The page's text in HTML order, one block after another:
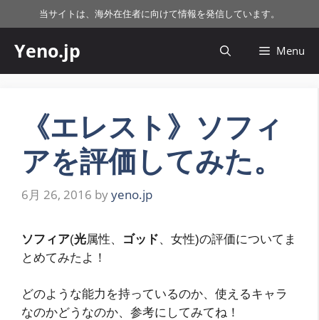
ン
ツ
当サイトは、海外在住者に向けて情報を発信しています。
Yeno.jp Menu
《エレスト》ソフィ
アを評価してみた。
6月 26, 2016 byyeno.jp
ソフィア(光属性、 ゴッド、女性)の評価についてま
とめてみたよ！
どのような能力を持っているのか、使えるキャラ
なのかどうなのか、 参考にしてみてね！